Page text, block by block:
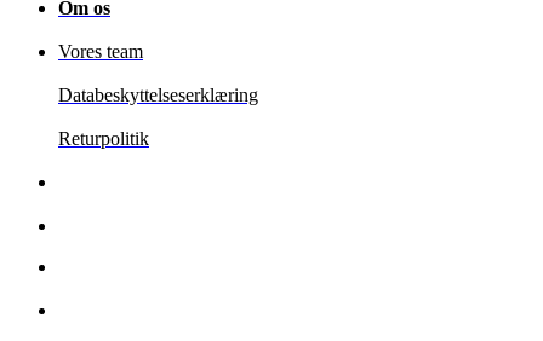
Om os
Vores team
Databeskyttelseserklæring
Returpolitik